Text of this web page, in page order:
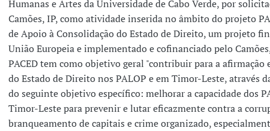
Humanas e Artes da Universidade de Cabo Verde, por
Camões, IP, como atividade inserida no âmbito do projeto
de Apoio à Consolidação do Estado de Direito, um projeto
União Europeia e implementado e cofinanciado pelo
PACED tem como objetivo geral "contribuir para a afirmação
do Estado de Direito nos PALOP e em Timor-Leste, através
do seguinte objetivo específico: melhorar a capacidade dos
Timor-Leste para prevenir e lutar eficazmente contra a
branqueamento de capitais e crime organizado,